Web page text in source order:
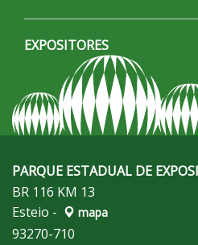
EXPOSITORES
PARQUE ESTADUAL DE
BR 116 KM 13
Esteio -
mapa
93270-710